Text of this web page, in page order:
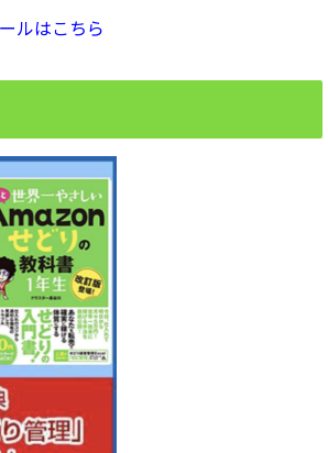
ルはこちら